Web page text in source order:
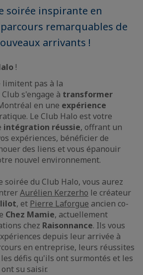
soirée inspirante en
remarquables de
arrivants !
!
limitent pas à la
s'engage à transformer
en une expérience
Le Club Halo est votre
intégration réussie, offrant un
expériences, bénéficier de
des liens et vous épanouir
nouvel environnement.
soirée du Club Halo, vous aurez
Aurélien Kerzerho le créateur
, et Pierre Laforgue ancien co-
Chez Mamie, actuellement
chez Raisonnance. Ils vous
depuis leur arrivée à
en entreprise, leurs réussites
défis qu'ils ont surmontés et les
su saisir.